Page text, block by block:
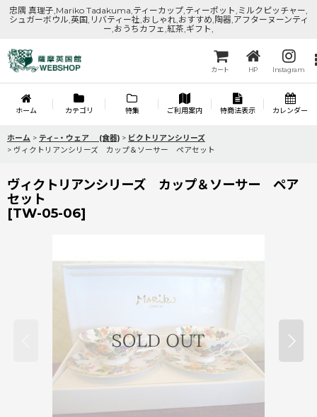
忠隅 真理子,Mariko Tadakuma,ティーカップ,ティーポット,ミルクピッチャー,
シュガーボウル,英国,リバティー社,おしゃれ,おすすめ,陶器,アフターヌーンティ
ー,おうちカフェ,紅茶,ギフト,
カート HP Instagram
ホーム カテゴリ 特集 ご利用案内 特商法表示 カレンダー
ホーム > ティ−・ウェア (食器) > ビクトリアンシリーズ
> ヴィクトリアンシリーズ カップ＆ソーサー ペアセット
ヴィクトリアンシリーズ カップ＆ソーサー ペア
セット
[TW-05-06]